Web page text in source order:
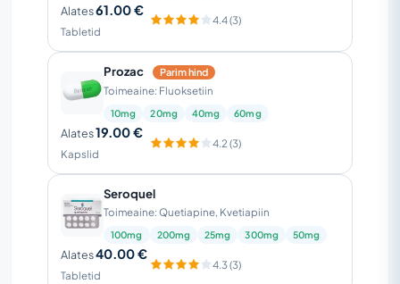
Alates61.00 €
Tabletid
4.4 (3)
Prozac Parim hind
Toimeaine: Fluoksetiin
10mg 20mg 40mg 60mg
Alates19.00 €
Kapslid
4.2 (3)
Seroquel
Toimeaine: Quetiapine, Kvetiapiin
100mg 200mg 25mg 300mg 50mg
Alates40.00 €
Tabletid
4.3 (3)